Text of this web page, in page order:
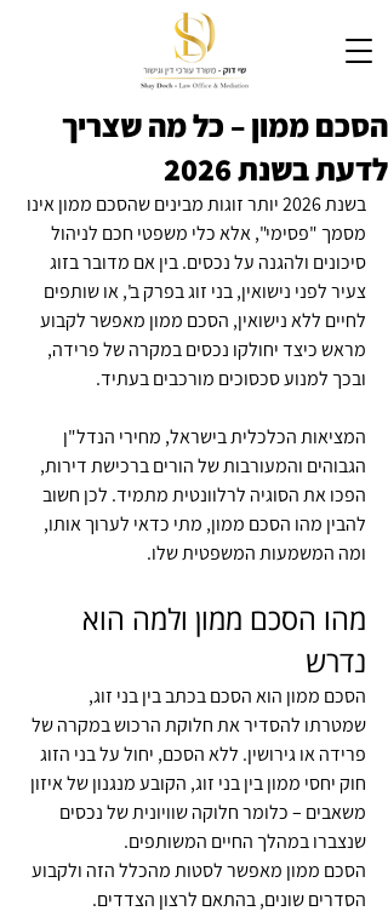
הסכם ממון – כל מה שצריך
לדעת בשנת 2026
בשנת 2026 יותר זוגות מבינים שהסכם ממון אינו
מסמך "פסימי", אלא כלי משפטי חכם לניהול
סיכונים ולהגנה על נכסים. בין אם מדובר בזוג
צעיר לפני נישואין, בני זוג בפרק ב', או שותפים
לחיים ללא נישואין, הסכם ממון מאפשר לקבוע
מראש כיצד יחולקו נכסים במקרה של פרידה,
ובכך למנוע סכסוכים מורכבים בעתיד.
המציאות הכלכלית בישראל, מחירי הנדל"ן
הגבוהים והמעורבות של הורים ברכישת דירות,
הפכו את הסוגיה לרלוונטית מתמיד. לכן חשוב
להבין מהו הסכם ממון, מתי כדאי לערוך אותו,
ומה המשמעות המשפטית שלו.
מהו הסכם ממון ולמה הוא
נדרש
הסכם ממון הוא הסכם בכתב בין בני זוג,
שמטרתו להסדיר את חלוקת הרכוש במקרה של
פרידה או גירושין. ללא הסכם, יחול על בני הזוג
חוק יחסי ממון בין בני זוג, הקובע מנגנון של איזון
משאבים – כלומר חלוקה שוויונית של נכסים
שנצברו במהלך החיים המשותפים.
הסכם ממון מאפשר לסטות מהכלל הזה ולקבוע
הסדרים שונים, בהתאם לרצון הצדדים.